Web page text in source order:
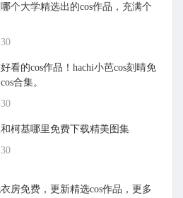
个大学精选出的cos作品，充满个
看的cos作品！hachi小芭cos刻晴免
合集。
柯基哪里免费下载精美图集
房免费，更新精选cos作品，更多